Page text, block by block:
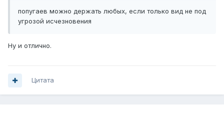
попугаев можно держать любых, если только вид не под
угрозой исчезновения
Ну и отлично.
Цитата